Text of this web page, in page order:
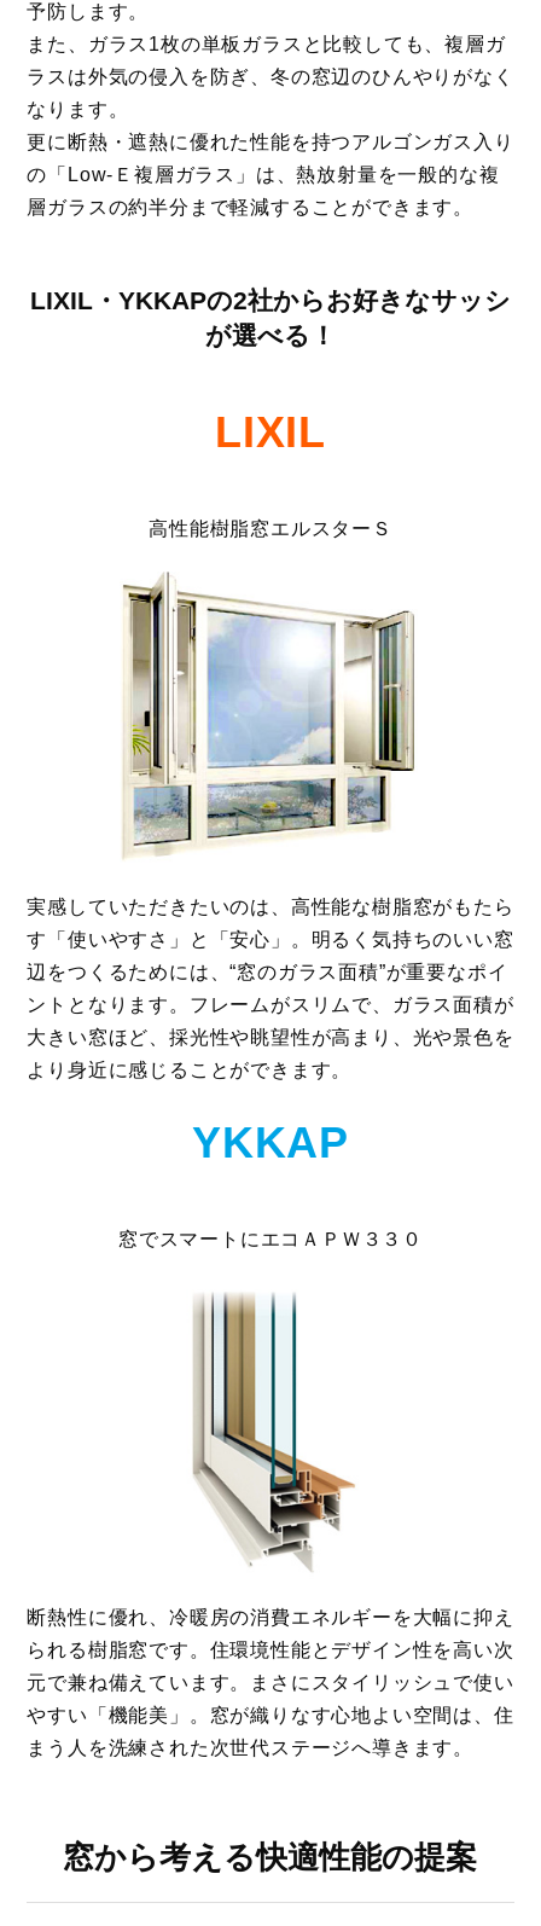
予防します。
また、ガラス1枚の単板ガラスと比較しても、複層ガ
ラスは外気の侵入を防ぎ、冬の窓辺のひんやりがなく
なります。
更に断熱・遮熱に優れた性能を持つアルゴンガス入り
の「Low-Ｅ複層ガラス」は、熱放射量を一般的な複
層ガラスの約半分まで軽減することができます。
LIXIL・YKKAPの2社からお好きなサッシ
が選べる！
LIXIL
高性能樹脂窓エルスターＳ
実感していただきたいのは、高性能な樹脂窓がもたら
す「使いやすさ」と「安心」。明るく気持ちのいい窓
辺をつくるためには、“窓のガラス面積”が重要なポイ
ントとなります。フレームがスリムで、ガラス面積が
大きい窓ほど、採光性や眺望性が高まり、光や景色を
より身近に感じることができます。
YKKAP
窓でスマートにエコＡＰＷ３３０
断熱性に優れ、冷暖房の消費エネルギーを大幅に抑え
られる樹脂窓です。住環境性能とデザイン性を高い次
元で兼ね備えています。まさにスタイリッシュで使い
やすい「機能美」。窓が織りなす心地よい空間は、住
まう人を洗練された次世代ステージへ導きます。
窓から考える快適性能の提案